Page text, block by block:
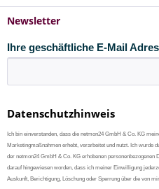
Newsletter
Ihre geschäftliche E-Mail
Datenschutzhinweis
Ich bin einverstanden, dass die netmon24 GmbH & Co. KG
Marketingmaßnahmen erhebt, verarbeitet und nutzt. Ich wurde
der netmon24 GmbH & Co. KG erhobenen
darauf hingewiesen worden, dass ich meiner Einwilligung
Auskunft, Berichtigung, Löschung oder Sperrung über die von